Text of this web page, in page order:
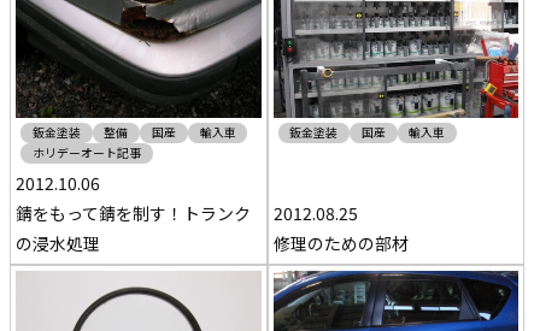
鈑金塗装 整備 国産
輸入車
ホリデーオート記事
2012.10.06
錆をもって錆を制す！トランク
の浸水処理
鈑金塗装 国産 輸入車
2012.08.25
修理のための部材